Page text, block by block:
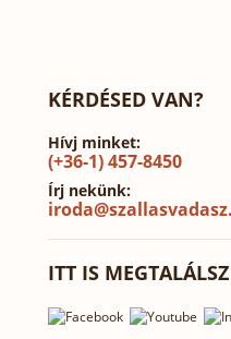
KÉRDÉSED VAN?
Hívj minket:
(+36-1) 457-8450
Írj nekünk:
ITT IS